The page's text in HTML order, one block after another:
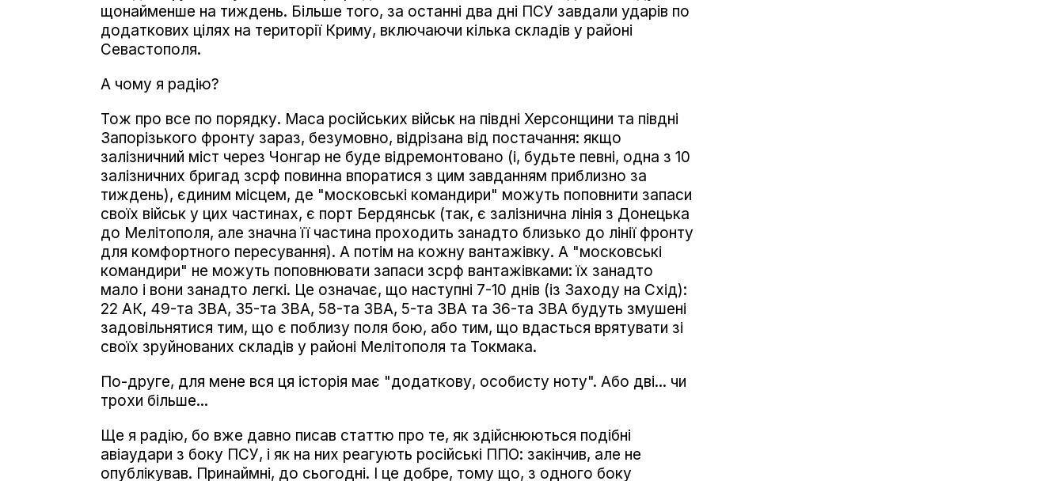
щонайменше на тиждень. Більше того, за останні два дні ПСУ завдали ударів по
додаткових цілях на території Криму, включаючи кілька складів у районі
Севастополя.
А чому я радію?
Тож про все по порядку. Маса російських військ на півдні Херсонщини та півдні
Запорізького фронту зараз, безумовно, відрізана від постачання: якщо
залізничний міст через Чонгар не буде відремонтовано (і, будьте певні, одна з 10
залізничних бригад зсрф повинна впоратися з цим завданням приблизно за
тиждень), єдиним місцем, де "московські командири" можуть поповнити запаси
своїх військ у цих частинах, є порт Бердянськ (так, є залізнична лінія з Донецька
до Мелітополя, але значна її частина проходить занадто близько до лінії фронту
для комфортного пересування). А потім на кожну вантажівку. А "московські
командири" не можуть поповнювати запаси зсрф вантажівками: їх занадто
мало і вони занадто легкі. Це означає, що наступні 7-10 днів (із Заходу на Схід):
22 АК, 49-та ЗВА, 35-та ЗВА, 58-та ЗВА, 5-та ЗВА та 36-та ЗВА будуть змушені
задовільнятися тим, що є поблизу поля бою, або тим, що вдасться врятувати зі
своїх зруйнованих складів у районі Мелітополя та Токмака.
По-друге, для мене вся ця історія має "додаткову, особисту ноту". Або дві... чи
трохи більше...
Ще я радію, бо вже давно писав статтю про те, як здійснюються подібні
авіаудари з боку ПСУ, і як на них реагують російські ППО: закінчив, але не
опублікував. Принаймні, до сьогодні. І це добре, тому що, з одного боку